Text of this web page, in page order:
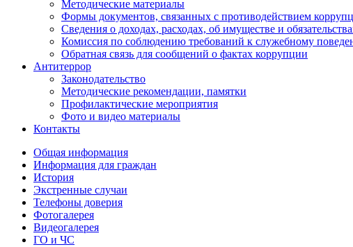
Методические материалы
Формы документов, связанных с противодействием
Сведения о доходах, расходах, об имуществе и
Комиссия по соблюдению требований к служебному
Обратная связь для сообщений о фактах коррупции
Антитеррор
Законодательство
Методические рекомендации, памятки
Профилактические мероприятия
Фото и видео материалы
Контакты
Общая информация
Информация для граждан
История
Экстренные случаи
Телефоны доверия
Фотогалерея
Видеогалерея
ГО и ЧС